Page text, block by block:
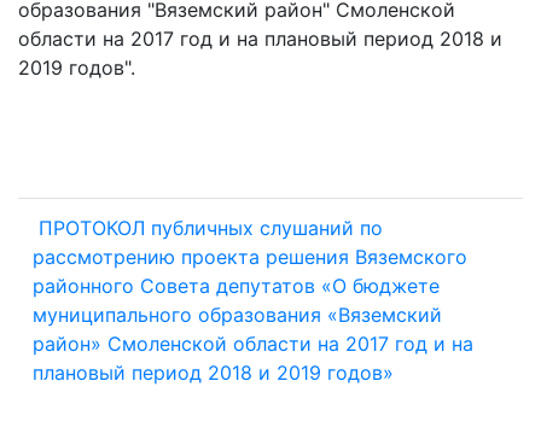
образования "Вяземский район" Смоленской
области на 2017 год и на плановый период 2018 и
2019 годов".
ПРОТОКОЛ публичных слушаний по
рассмотрению проекта решения Вяземского
районного Совета депутатов «О бюджете
муниципального образования «Вяземский
район» Смоленской области на 2017 год и на
плановый период 2018 и 2019 годов»